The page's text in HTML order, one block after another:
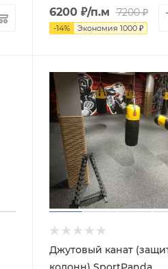
6200₽/п.м 7200₽
-14% Экономия 1000₽
Джутовый канат